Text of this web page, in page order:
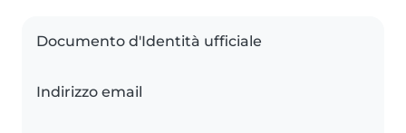
Documento d'Identità ufficiale
Indirizzo email